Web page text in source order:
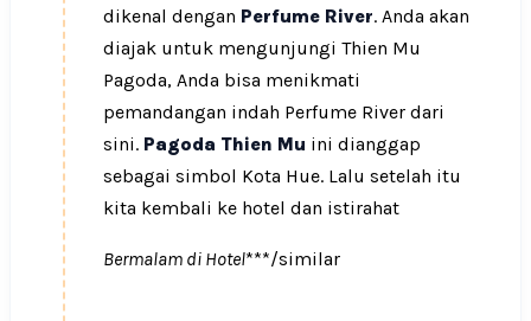
dikenal dengan Perfume River. Anda akan
diajak untuk mengunjungi Thien Mu
Pagoda, Anda bisa menikmati
pemandangan indah Perfume River dari
sini. Pagoda Thien Mu ini dianggap
sebagai simbol Kota Hue. Lalu setelah itu
kita kembali ke hotel dan istirahat
Bermalam di Hotel***/similar